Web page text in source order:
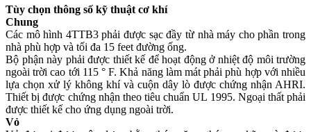
Tùy chọn thông số kỹ thuật cơ khí
Chung
Các mô hình 4TTB3 phải được sạc đầy từ nhà máy cho phần trong
nhà phù hợp và tối đa 15 feet đường ống.
Bộ phận này phải được thiết kế để hoạt động ở nhiệt độ môi trường
ngoài trời cao tới 115 ° F. Khả năng làm mát phải phù hợp với nhiều
lựa chọn xử lý không khí và cuộn dây lò được chứng nhận AHRI.
Thiết bị được chứng nhận theo tiêu chuẩn UL 1995. Ngoại thất phải
được thiết kế cho ứng dụng ngoài trời.
Vỏ